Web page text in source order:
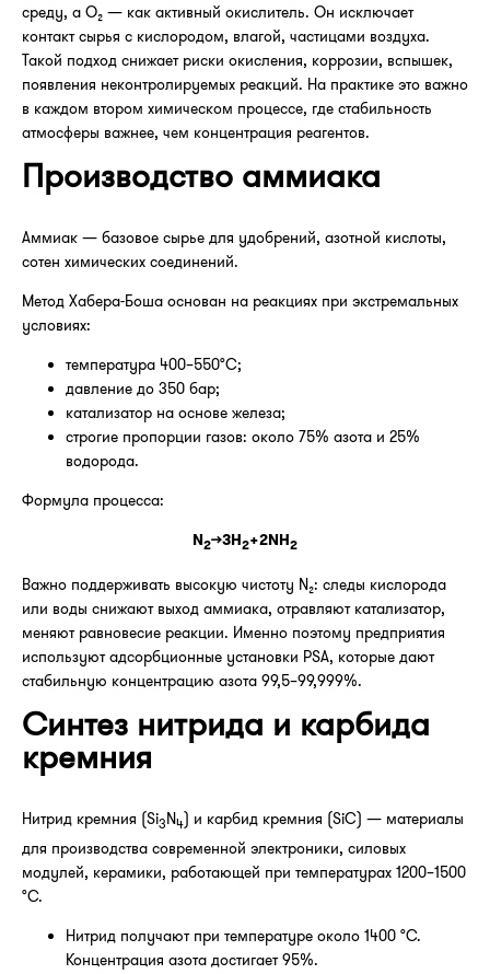
среду, а O₂ — как активный окислитель. Он исключает
контакт сырья с кислородом, влагой, частицами воздуха.
Такой подход снижает риски окисления, коррозии, вспышек,
появления неконтролируемых реакций. На практике это важно
в каждом втором химическом процессе, где стабильность
атмосферы важнее, чем концентрация реагентов.
Производство аммиака
Аммиак — базовое сырье для удобрений, азотной кислоты,
сотен химических соединений.
Метод Хабера-Боша основан на реакциях при экстремальных
условиях:
температура 400–550°C;
давление до 350 бар;
катализатор на основе железа;
строгие пропорции газов: около 75% азота и 25%
водорода.
Формула процесса:
N2→3H2+2NH2
Важно поддерживать высокую чистоту N₂: следы кислорода
или воды снижают выход аммиака, отравляют катализатор,
меняют равновесие реакции. Именно поэтому предприятия
используют адсорбционные установки PSA, которые дают
стабильную концентрацию азота 99,5–99,999%.
Синтез нитрида и карбида
кремния
Нитрид кремния (Si3N4) и карбид кремния (SiC) — материалы
для производства современной электроники, силовых
модулей, керамики, работающей при температурах 1200–1500
°C.
Нитрид получают при температуре около 1400 °C.
Концентрация азота достигает 95%.